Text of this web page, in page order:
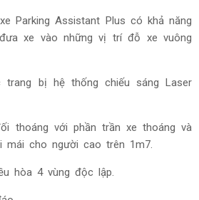
Parking Assistant Plus có khả năng
xe vào những vị trí đỗ xe vuông
trang bị hệ thống chiếu sáng Laser
thoáng với phần trần xe thoáng và
mái cho người cao trên 1m7.
hòa 4 vùng độc lập.